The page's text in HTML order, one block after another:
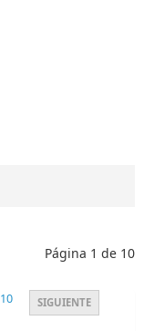
Página 1 de 10
10
SIGUIENTE